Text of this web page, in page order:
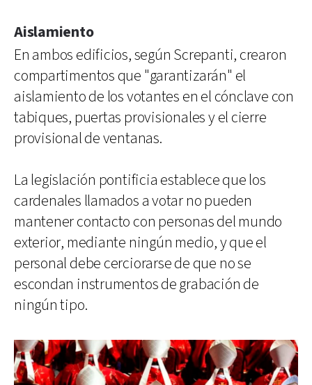
Aislamiento
En ambos edificios, según Screpanti, crearon
compartimentos que "garantizarán" el
aislamiento de los votantes en el cónclave con
tabiques, puertas provisionales y el cierre
provisional de ventanas.
La legislación pontificia establece que los
cardenales llamados a votar no pueden
mantener contacto con personas del mundo
exterior, mediante ningún medio, y que el
personal debe cerciorarse de que no se
escondan instrumentos de grabación de
ningún tipo.